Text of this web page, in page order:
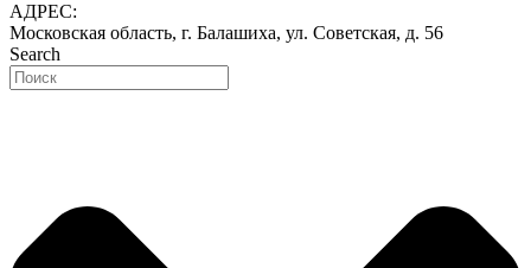
АДРЕС:
Московская область, г. Балашиха, ул. Советская, д. 56
Search